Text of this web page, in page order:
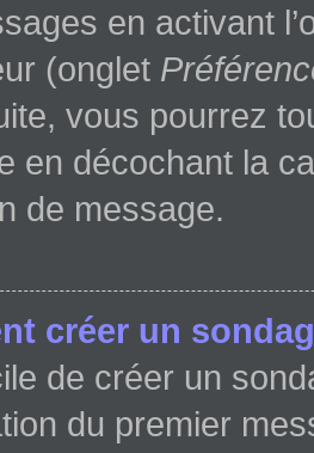
en activant
(onglet
vous pourrez
en décochant la
de message.
créer un
de créer un
du premier